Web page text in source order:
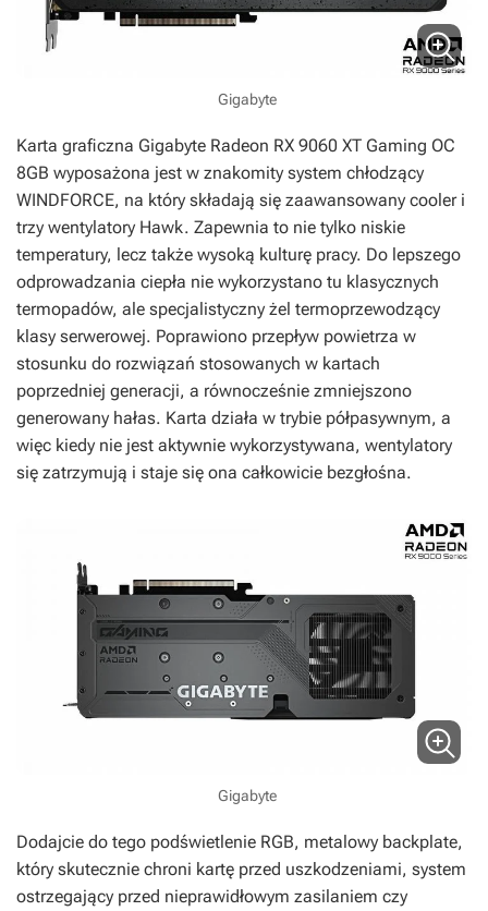
Gigabyte
Karta graficzna Gigabyte Radeon RX 9060 XT Gaming OC
8GB wyposażona jest w znakomity system chłodzący
WINDFORCE, na który składają się zaawansowany cooler i
trzy wentylatory Hawk. Zapewnia to nie tylko niskie
temperatury, lecz także wysoką kulturę pracy. Do lepszego
odprowadzania ciepła nie wykorzystano tu klasycznych
termopadów, ale specjalistyczny żel termoprzewodzący
klasy serwerowej. Poprawiono przepływ powietrza w
stosunku do rozwiązań stosowanych w kartach
poprzedniej generacji, a równocześnie zmniejszono
generowany hałas. Karta działa w trybie półpasywnym, a
więc kiedy nie jest aktywnie wykorzystywana, wentylatory
się zatrzymują i staje się ona całkowicie bezgłośna.
Gigabyte
Dodajcie do tego podświetlenie RGB, metalowy backplate,
który skutecznie chroni kartę przed uszkodzeniami, system
ostrzegający przed nieprawidłowym zasilaniem czy